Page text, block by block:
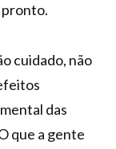
pronto.
cuidado, não
das
que a gente